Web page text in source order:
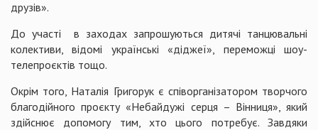
друзів».
До участі в заходах запрошуються дитячі танцювальні
колективи, відомі українські «діджеї», переможці шоу-
телепроєктів тощо.
Окрім того, Наталія Григорук є співорганізатором творчого
благодійного проєкту «Небайдужі серця – Вінниця», який
здійснює допомогу тим, хто цього потребує. Завдяки